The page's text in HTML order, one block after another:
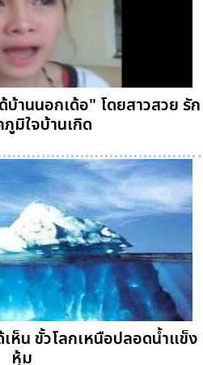
านนอกเด้อ" โดยสาวสวย รัก
ภูมิใจบ้านเกิด
เห็น ขั้วโลกเหนือปลอดน้ำแข็ง
หุ้ม